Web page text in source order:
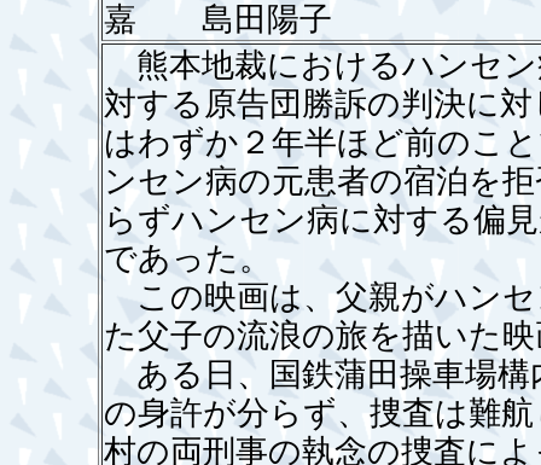
嘉 島田陽子
熊本地裁におけるハンセ
対する原告団勝訴の判決に
はわずか２年半ほど前のこ
ンセン病の元患者の宿泊を
らずハンセン病に対する偏
であった。
この映画は、父親がハン
た父子の流浪の旅を描いた
ある日、国鉄蒲田操車場構
の身許が分らず、捜査は難
村の両刑事の執念の捜査に